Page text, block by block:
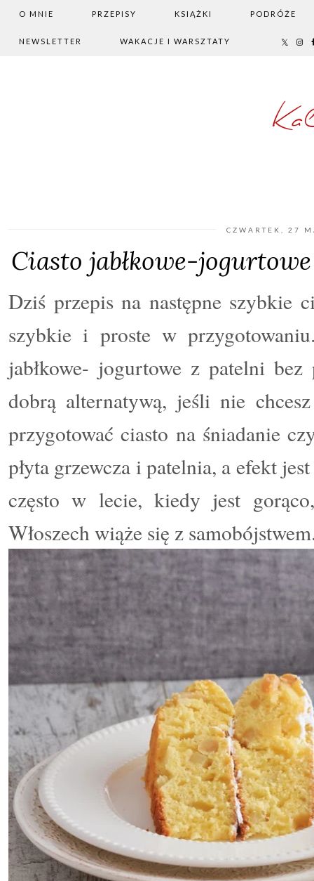
O MNIE PRZEPISY KSIĄŻKI PODRÓŻE
NEWSLETTER WAKACJE I WARSZTATY
CZWARTEK, 27
Ciasto jabłkowe-
Dziś przepis na następne szybkie
szybkie i proste w
jabłkowe- jogurtowe z patelni
dobrą alternatywą, jeśli nie
przygotować ciasto na śniadanie
płyta grzewcza i patelnia, a efekt
często w lecie, kiedy jest
Włoszech wiąże się z